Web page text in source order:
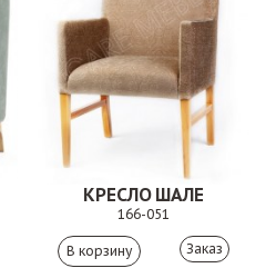
КРЕСЛО ШАЛЕ
166-051
Заказ